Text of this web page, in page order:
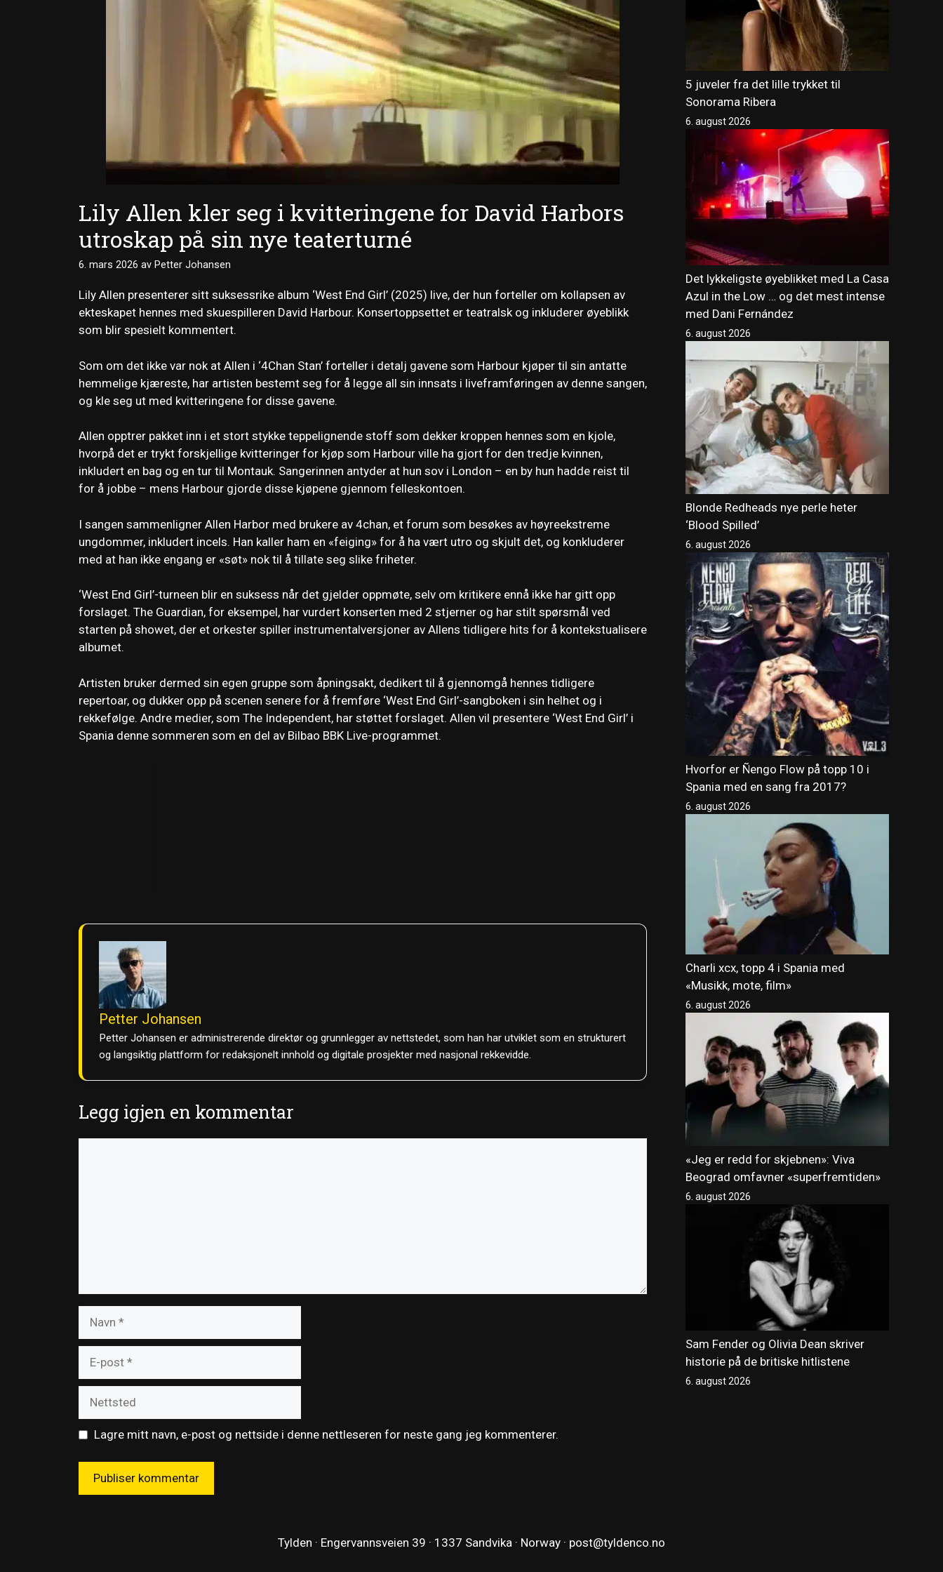
Lily Allen kler seg i kvitteringene for David Harbors
utroskap på sin nye teaterturné
6. mars 2026 av Petter Johansen
Lily Allen presenterer sitt suksessrike album ‘West End Girl’ (2025) live, der hun forteller om kollapsen av
ekteskapet hennes med skuespilleren David Harbour. Konsertoppsettet er teatralsk og inkluderer øyeblikk
som blir spesielt kommentert.
Som om det ikke var nok at Allen i ‘4Chan Stan’ forteller i detalj gavene som Harbour kjøper til sin antatte
hemmelige kjæreste, har artisten bestemt seg for å legge all sin innsats i liveframføringen av denne sangen,
og kle seg ut med kvitteringene for disse gavene.
Allen opptrer pakket inn i et stort stykke teppelignende stoff som dekker kroppen hennes som en kjole,
hvorpå det er trykt forskjellige kvitteringer for kjøp som Harbour ville ha gjort for den tredje kvinnen,
inkludert en bag og en tur til Montauk. Sangerinnen antyder at hun sov i London – en by hun hadde reist til
for å jobbe – mens Harbour gjorde disse kjøpene gjennom felleskontoen.
I sangen sammenligner Allen Harbor med brukere av 4chan, et forum som besøkes av høyreekstreme
ungdommer, inkludert incels. Han kaller ham en «feiging» for å ha vært utro og skjult det, og konkluderer
med at han ikke engang er «søt» nok til å tillate seg slike friheter.
‘West End Girl’-turneen blir en suksess når det gjelder oppmøte, selv om kritikere ennå ikke har gitt opp
forslaget. The Guardian, for eksempel, har vurdert konserten med 2 stjerner og har stilt spørsmål ved
starten på showet, der et orkester spiller instrumentalversjoner av Allens tidligere hits for å kontekstualisere
albumet.
Artisten bruker dermed sin egen gruppe som åpningsakt, dedikert til å gjennomgå hennes tidligere
repertoar, og dukker opp på scenen senere for å fremføre ‘West End Girl’-sangboken i sin helhet og i
rekkefølge. Andre medier, som The Independent, har støttet forslaget. Allen vil presentere ‘West End Girl’ i
Spania denne sommeren som en del av Bilbao BBK Live-programmet.
Petter Johansen
Petter Johansen er administrerende direktør og grunnlegger av nettstedet, som han har utviklet som en strukturert
og langsiktig plattform for redaksjonelt innhold og digitale prosjekter med nasjonal rekkevidde.
Legg igjen en kommentar
post
Lagre mitt navn, e-post og nettside i denne nettleseren for neste gang jeg kommenterer.
5 juveler fra det lille trykket til
Sonorama Ribera
6. august 2026
Det lykkeligste øyeblikket med La Casa
Azul in the Low … og det mest intense
med Dani Fernández
6. august 2026
Blonde Redheads nye perle heter
‘Blood Spilled’
6. august 2026
Hvorfor er Ñengo Flow på topp 10 i
Spania med en sang fra 2017?
6. august 2026
Charli xcx, topp 4 i Spania med
«Musikk, mote, film»
6. august 2026
«Jeg er redd for skjebnen»: Viva
Beograd omfavner «superfremtiden»
6. august 2026
Sam Fender og Olivia Dean skriver
historie på de britiske hitlistene
6. august 2026
Tylden · Engervannsveien 39 · 1337 Sandvika · Norway · post@tyldenco.no